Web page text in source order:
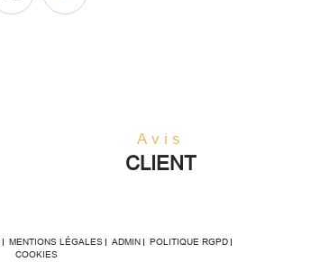
Avis
CLIENT
MENTIONS LÉGALES ADMIN
POLITIQUE RGPD
COOKIES